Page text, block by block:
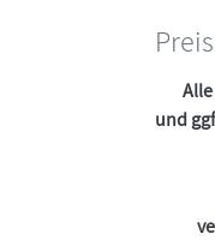
und